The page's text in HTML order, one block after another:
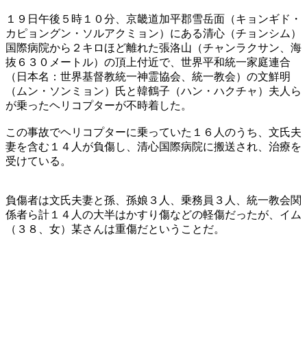
１９日午後５時１０分、京畿道加平郡雪岳面（キョンギド・
カピョングン・ソルアクミョン）にある清心（チョンシム）
国際病院から２キロほど離れた張洛山（チャンラクサン、海
抜６３０メートル）の頂上付近で、世界平和統一家庭連合
（日本名：世界基督教統一神霊協会、統一教会）の文鮮明
（ムン・ソンミョン）氏と韓鶴子（ハン・ハクチャ）夫人ら
が乗ったヘリコプターが不時着した。
この事故でヘリコプターに乗っていた１６人のうち、文氏夫
妻を含む１４人が負傷し、清心国際病院に搬送され、治療を
受けている。
負傷者は文氏夫妻と孫、孫娘３人、乗務員３人、統一教会関
係者ら計１４人の大半はかすり傷などの軽傷だったが、イム
（３８、女）某さんは重傷だということだ。